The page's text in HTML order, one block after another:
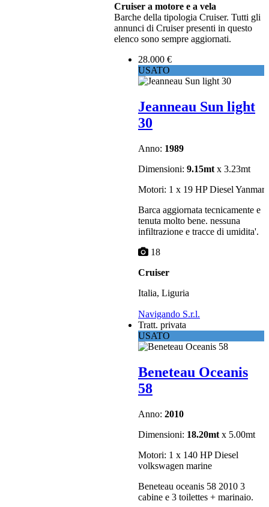
Cruiser a motore e a vela
Barche della tipologia Cruiser. Tutti gli
annunci di Cruiser presenti in questo
elenco sono sempre aggiornati.
28.000 €
USATO
Jeanneau Sun light
30
Anno: 1989
Dimensioni: 9.15mt x 3.23mt
Motori: 1 x 19 HP Diesel Yanmar
Barca aggiornata tecnicamente e
tenuta molto bene. nessuna
infiltrazione e tracce di umidita'.
18
Cruiser
Italia, Liguria
Navigando S.r.l.
Tratt. privata
USATO
Beneteau Oceanis
58
Anno: 2010
Dimensioni: 18.20mt x 5.00mt
Motori: 1 x 140 HP Diesel
volkswagen marine
Beneteau oceanis 58 2010 3
cabine e 3 toilettes + marinaio.